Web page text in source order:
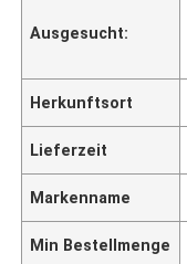
Ausgesucht:
Herkunftsort
Lieferzeit
Markenname
Min Bestellmenge